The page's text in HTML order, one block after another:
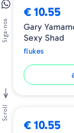
€ 10.55
Gary
Sexy Shad
flukes
€ 10.55
Siga-nos
Scroll